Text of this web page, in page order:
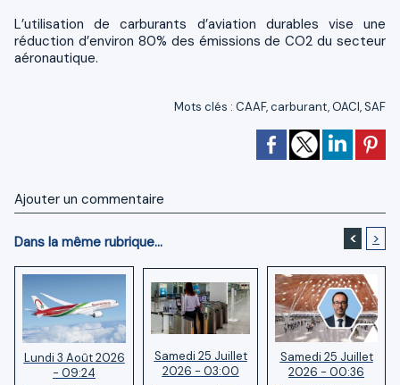
L’utilisation de carburants d’aviation durables vise une
réduction d’environ 80% des émissions de CO2 du secteur
aéronautique.
Mots clés : CAAF,carburant,OACI,SAF
Ajouter un commentaire
Dans la même rubrique... < >
Lundi 3 Août 2026
- 09:24
Samedi 25 Juillet
2026 - 03:00
Samedi 25 Juillet
2026 - 00:36